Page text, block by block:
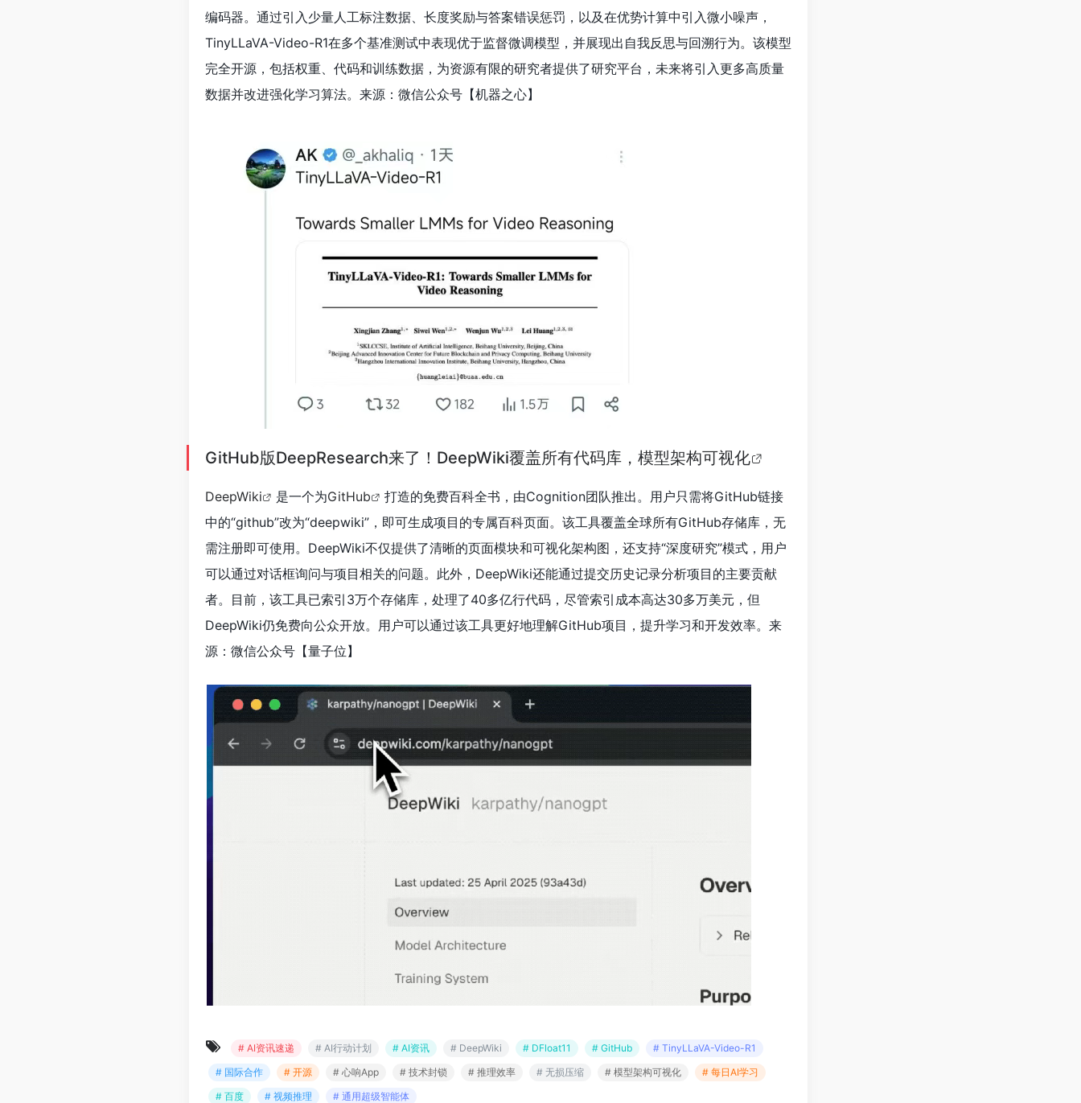
编码器。通过引入少量人工标注数据、长度奖励与答案错误惩罚，以及在优势计算中引入微小噪声，
TinyLLaVA-Video-R1在多个基准测试中表现优于监督微调模型，并展现出自我反思与回溯行为。该模型
完全开源，包括权重、代码和训练数据，为资源有限的研究者提供了研究平台，未来将引入更多高质量
数据并改进强化学习算法。来源：微信公众号【机器之心】
GitHub版DeepResearch来了！DeepWiki覆盖所有代码库，模型架构可视化
DeepWiki 是一个为GitHub
打造的免费百科全书，由Cognition团队推出。用户只需将GitHub链接
中的“github”改为“deepwiki”，即可生成项目的专属百科页面。该工具覆盖全球所有GitHub存储库，无
需注册即可使用。DeepWiki不仅提供了清晰的页面模块和可视化架构图，还支持“深度研究”模式，用户
可以通过对话框询问与项目相关的问题。此外，DeepWiki还能通过提交历史记录分析项目的主要贡献
者。目前，该工具已索引3万个存储库，处理了40多亿行代码，尽管索引成本高达30多万美元，但
DeepWiki仍免费向公众开放。用户可以通过该工具更好地理解GitHub项目，提升学习和开发效率。来
源：微信公众号【量子位】
# AI资讯速递 # AI行动计划 # AI资讯 # DeepWiki # DFloat11 # GitHub
# TinyLLaVA-Video-R1
# 国际合作
# 开源 # 心响App # 技术封锁 # 推理效率 # 无损压缩 # 模型架构可视化
# 每日AI学习
# 百度
# 视频推理 # 通用超级智能体